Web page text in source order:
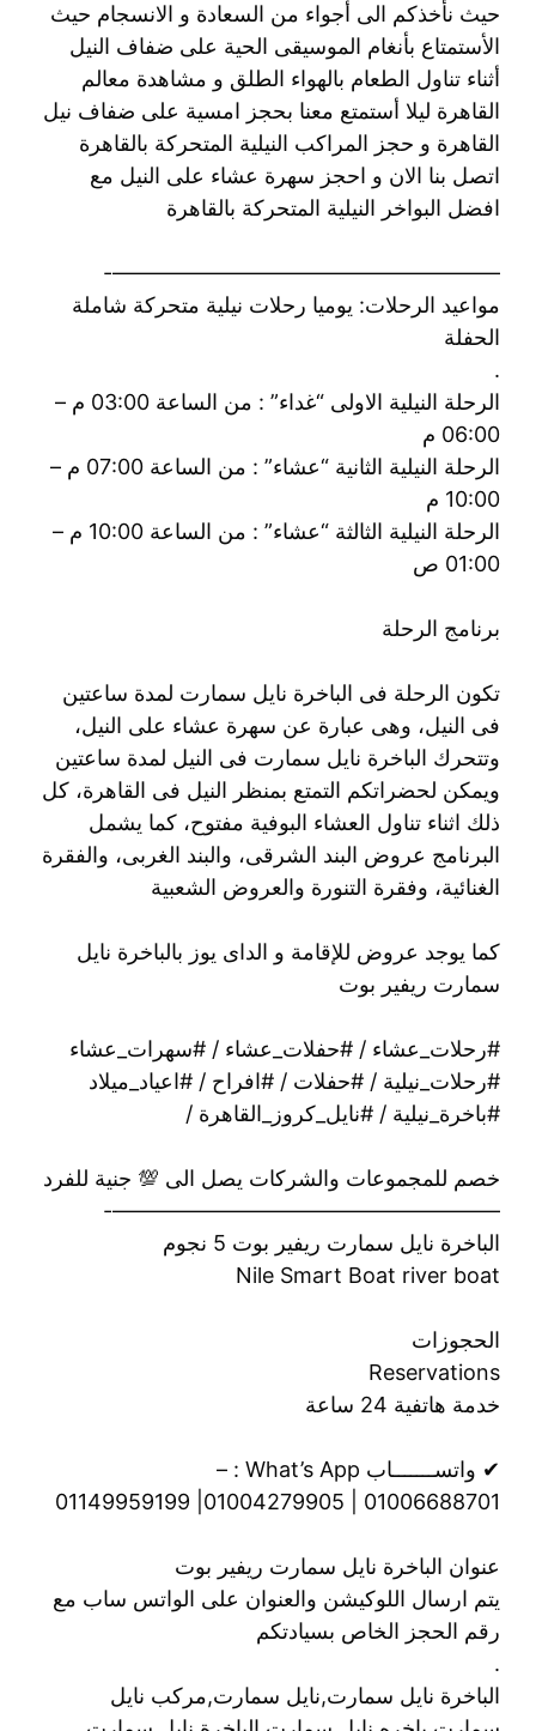
حيث نأخذكم الى أجواء من السعادة و الانسجام حيث
الأستمتاع بأنغام الموسيقى الحية على ضفاف النيل
أثناء تناول الطعام بالهواء الطلق و مشاهدة معالم
القاهرة ليلا أستمتع معنا بحجز امسية على ضفاف نيل
القاهرة و حجز المراكب النيلية المتحركة بالقاهرة
اتصل بنا الان و احجز سهرة عشاء على النيل مع
افضل البواخر النيلية المتحركة بالقاهرة
——————————————————-
مواعيد الرحلات: يوميا رحلات نيلية متحركة شاملة
الحفلة
.
الرحلة النيلية الاولى “غداء” : من الساعة 03:00 م –
06:00 م
الرحلة النيلية الثانية “عشاء” : من الساعة 07:00 م –
10:00 م
الرحلة النيلية الثالثة “عشاء” : من الساعة 10:00 م –
01:00 ص
برنامج الرحلة
تكون الرحلة فى الباخرة نايل سمارت لمدة ساعتين
فى النيل، وهى عبارة عن سهرة عشاء على النيل،
وتتحرك الباخرة نايل سمارت فى النيل لمدة ساعتين
ويمكن لحضراتكم التمتع بمنظر النيل فى القاهرة، كل
ذلك اثناء تناول العشاء البوفية مفتوح، كما يشمل
البرنامج عروض البند الشرقى، والبند الغربى، والفقرة
الغنائية، وفقرة التنورة والعروض الشعبية
كما يوجد عروض للإقامة و الداى يوز بالباخرة نايل
سمارت ريفير بوت
#رحلات_عشاء / #حفلات_عشاء / #سهرات_عشاء
#رحلات_نيلية / #حفلات / #افراح / #اعياد_ميلاد
#باخرة_نيلية / #نايل_كروز_القاهرة /
خصم للمجموعات والشركات يصل الى 💯 جنية للفرد
——————————————————-
الباخرة نايل سمارت ريفير بوت 5 نجوم
Nile Smart Boat river boat
الحجوزات
Reservations
خدمة هاتفية 24 ساعة
✔ واتســـــــاب What’s App : –
01006688701 | 01004279905| 01149959199
عنوان الباخرة نايل سمارت ريفير بوت
يتم ارسال اللوكيشن والعنوان على الواتس ساب مع
رقم الحجز الخاص بسيادتكم
.
الباخرة نايل سمارت,نايل سمارت,مركب نايل